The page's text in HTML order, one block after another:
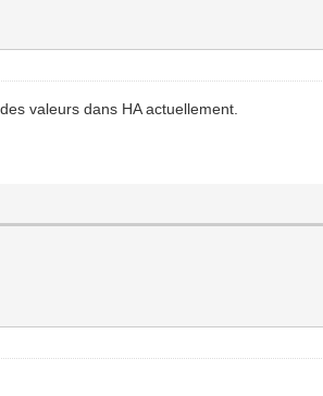
valeurs dans HA actuellement.